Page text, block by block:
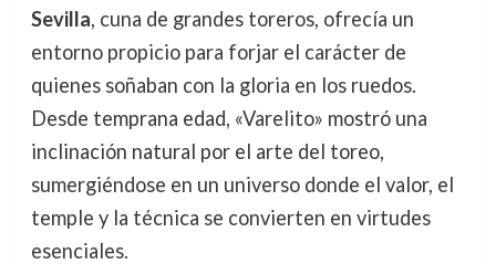
Sevilla, cuna de grandes toreros, ofrecía un
entorno propicio para forjar el carácter de
quienes soñaban con la gloria en los ruedos.
Desde temprana edad, «Varelito» mostró una
inclinación natural por el arte del toreo,
sumergiéndose en un universo donde el valor, el
temple y la técnica se convierten en virtudes
esenciales.